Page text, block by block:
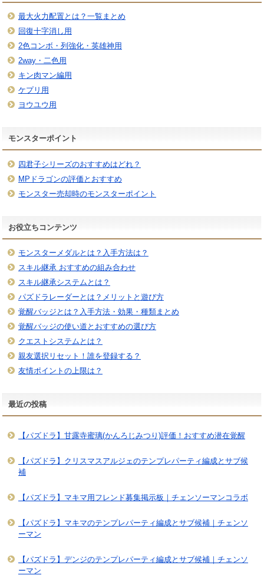
最大火力配置とは？一覧まとめ
回復十字消し用
2色コンボ・列強化・英雄神用
2way・二色用
キン肉マン編用
ケプリ用
ヨウユウ用
モンスターポイント
四君子シリーズのおすすめはどれ？
MPドラゴンの評価とおすすめ
モンスター売却時のモンスターポイント
お役立ちコンテンツ
モンスターメダルとは？入手方法は？
スキル継承 おすすめの組み合わせ
スキル継承システムとは？
パズドラレーダーとは？メリットと遊び方
覚醒バッジとは？入手方法・効果・種類まとめ
覚醒バッジの使い道とおすすめの選び方
クエストシステムとは？
親友選択リセット！誰を登録する？
友情ポイントの上限は？
最近の投稿
【パズドラ】甘露寺蜜璃(かんろじみつり)評価！おすすめ潜在覚醒
【パズドラ】クリスマスアルジェのテンプレパーティ編成とサブ候
補
【パズドラ】マキマ用フレンド募集掲示板｜チェンソーマンコラボ
【パズドラ】マキマのテンプレパーティ編成とサブ候補｜チェンソ
ーマン
【パズドラ】デンジのテンプレパーティ編成とサブ候補｜チェンソ
ーマン